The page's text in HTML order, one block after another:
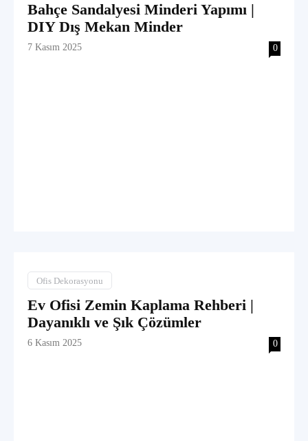
Bahçe Sandalyesi Minderi Yapımı |
DIY Dış Mekan Minder
7 Kasım 2025 0
Ofis Dekorasyonu
Ev Ofisi Zemin Kaplama Rehberi |
Dayanıklı ve Şık Çözümler
6 Kasım 2025 0